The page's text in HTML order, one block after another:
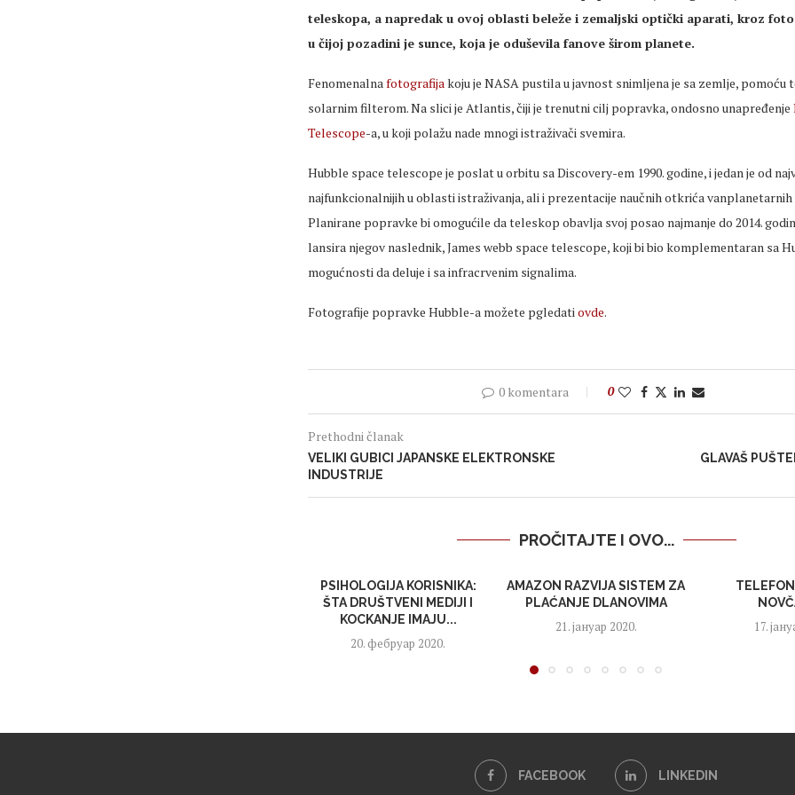
teleskopa, a napredak u ovoj oblasti beleže i zemaljski optički aparati, kroz
u čijoj pozadini je sunce, koja je oduševila fanove širom planete.
Fenomenalnafotografijakoju je NASA pustila u javnost snimljena je sa zemlje, pomoću
solarnim filterom. Na slici je Atlantis, čiji je trenutni cilj popravka, ondosno unapređenje
Telescope-a, u koji polažu nade mnogi istraživači svemira.
Hubble space telescope je poslat u orbitu sa Discovery-em 1990. godine, i jedan je od
najfunkcionalnijih u oblasti istraživanja, ali i prezentacije naučnih otkrića vanplanetarnih
Planirane popravke bi omogućile da teleskop obavlja svoj posao najmanje do 2014.
lansira njegov naslednik, James webb space telescope, koji bi bio komplementaran sa
mogućnosti da deluje i sa infracrvenim signalima.
Fotografije popravke Hubble-a možete pgledatiovde.
0 komentara 0
Prethodni članak
VELIKI GUBICI JAPANSKE ELEKTRONSKE
INDUSTRIJE
GLAVAŠ
PROČITAJTE I OVO...
PSIHOLOGIJA KORISNIKA:
ŠTA DRUŠTVENI MEDIJI I
KOCKANJE IMAJU...
20. фебруар 2020.
AMAZON RAZVIJA SISTEM ZA
PLAĆANJE DLANOVIMA
21. јануар 2020. 17.
FACEBOOK LINKEDIN